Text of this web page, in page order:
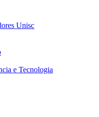
Unisc
e Tecnologia